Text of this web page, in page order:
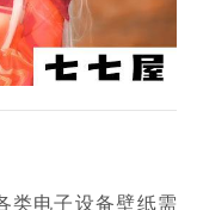
类电子设备壁纸需